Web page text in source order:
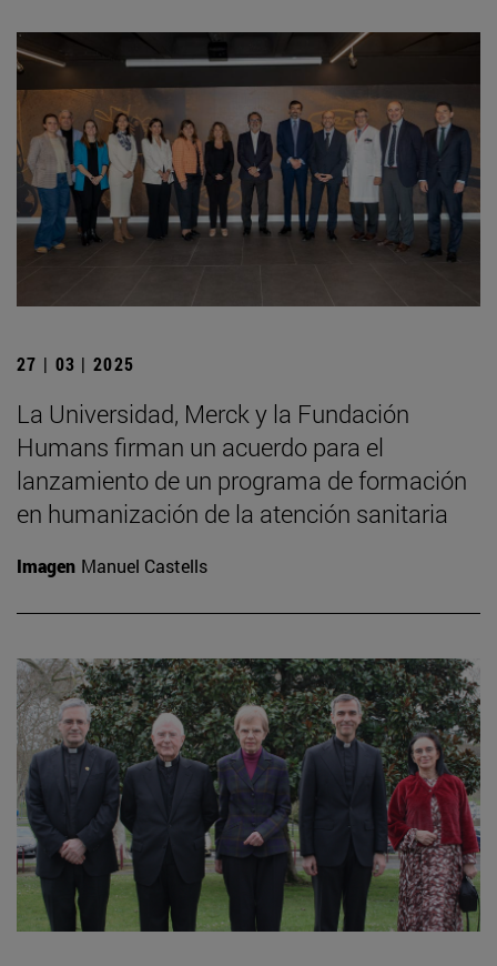
27 | 03 | 2025
La Universidad, Merck y la Fundación
Humans firman un acuerdo para el
lanzamiento de un programa de formación
en humanización de la atención sanitaria
Imagen Manuel Castells